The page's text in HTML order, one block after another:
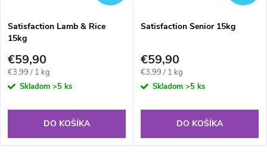
Satisfaction Lamb & Rice
15kg
€59,90
Jednotková
cena:
€3,99 / 1 kg
Skladom >5 ks
DO KOŠÍKA
Satisfaction Senior 15kg
€59,90
Jednotková
cena:
€3,99 / 1 kg
Skladom >5 ks
DO KOŠÍKA